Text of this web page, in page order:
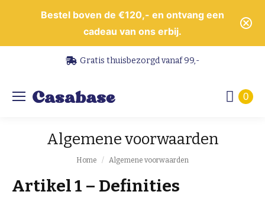
Bestel boven de €120,- en ontvang een
cadeau van ons erbij.
Gratis thuisbezorgd vanaf 99,-
0
Algemene voorwaarden
Je bent hier:
Home Algemene voorwaarden
Artikel 1 – Definities